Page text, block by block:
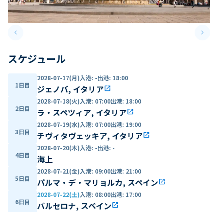
keyboard_arrow_leftPrevious slide keyboard_arrow_right
スケジュール
1日目
2028-07-17(月)入港: -出港: 18:00
ジェノバ, イタリアopen_in_new
2日目
2028-07-18(火)入港: 07:00出港: 18:00
ラ・スペツィア, イタリアopen_in_new
3日目
2028-07-19(水)入港: 07:00出港: 19:00
チヴィタヴェッキア, イタリアopen_in_new
4日目
2028-07-20(木)入港: -出港: -
海上
5日目
2028-07-21(金)入港: 09:00出港: 21:00
パルマ・デ・マリョルカ, スペインopen_in_new
6日目
2028-07-22(土)入港: 08:00出港: 17:00
バルセロナ, スペインopen_in_new